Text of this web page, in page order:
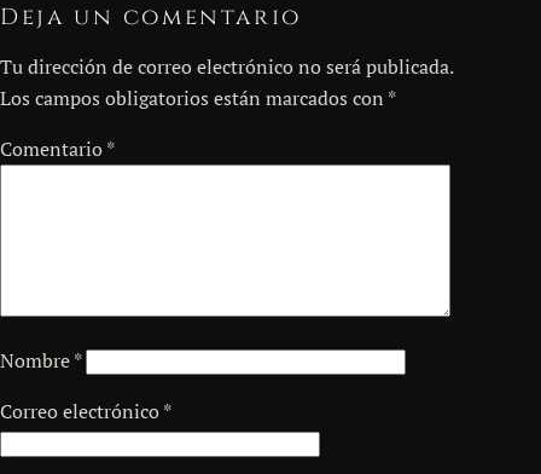
Deja un comentario
Tu dirección de correo electrónico no será publicada.
Los campos obligatorios están marcados con *
Comentario*
Nombre*
Correo electrónico*